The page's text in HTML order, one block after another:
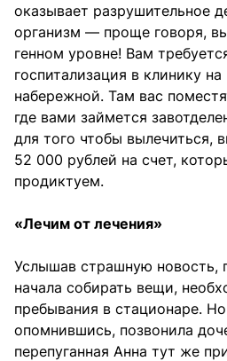
оказывает разрушительное
организм — проще говоря, вы
генном уровне! Вам
госпитализация в клинику
набережной. Там вас
где вами займется
для того чтобы вылечиться,
52 000 рублей на счет,
продиктуем.
«Лечим от лечения»
Услышав страшную новость,
начала собирать вещи,
пребывания в стационаре.
опомнившись, позвонила
перепуганная Анна тут же